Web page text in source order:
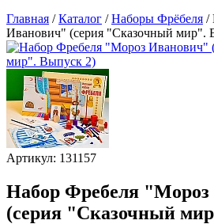
Главная /Каталог /Наборы Фрёбеля /
Иванович" (серия "Сказочный мир".
Артикул: 131157
Набор Фребеля
(серия "Сказочный